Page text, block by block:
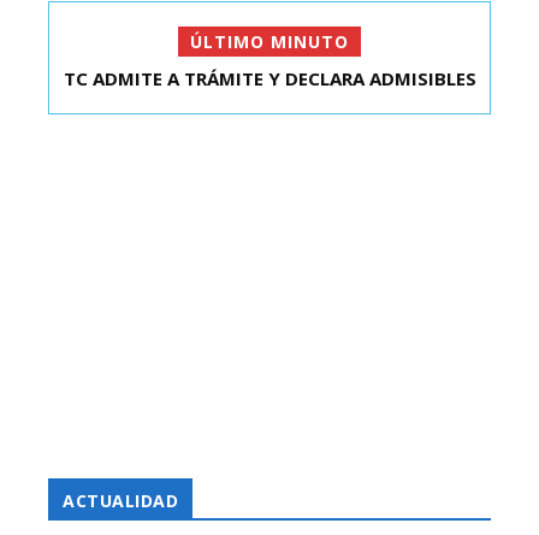
ÚLTIMO MINUTO
EXDIPUTADO LAVÍN SALIÓ DE CAPITÁN YÁBER
TC ADMITE A TRÁMITE Y DECLARA ADMISIBLES
ACTUALIDAD